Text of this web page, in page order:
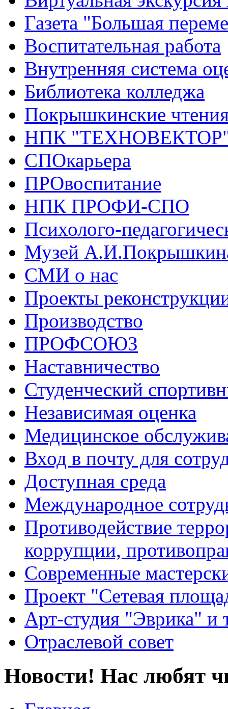
Газета "Большая
Воспитательная работа
Внутренняя система
Библиотека колледжа
Покрышкинские
НПК
СПОкарьера
ПРОвоспитание
НПК ПРОФИ-СПО
Психолого-
Музей
СМИ о нас
Проекты
Производство
ПРОФСОЮЗ
Наставничество
Студенческий
Независимая оценка
Медицинское
Вход в почту для
Доступная среда
Международное
Противодействие
коррупции,
Современные
Проект "Сетевая
Арт-студия "Эврика" и
Отраслевой совет
Новости! Нас любят